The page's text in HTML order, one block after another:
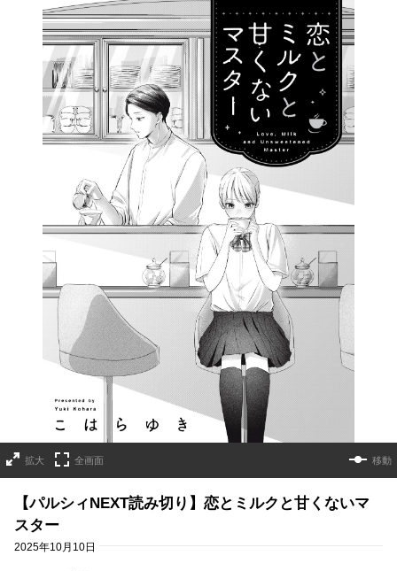
拡大 全画面 移動
【パルシィNEXT読み切り】恋とミルクと甘くないマ
スター
2025年10月10日